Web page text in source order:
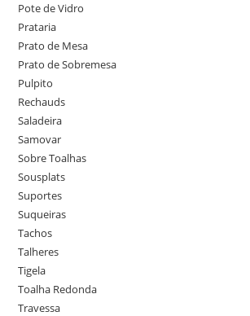
Pote de Vidro
Prataria
Prato de Mesa
Prato de Sobremesa
Pulpito
Rechauds
Saladeira
Samovar
Sobre Toalhas
Sousplats
Suportes
Suqueiras
Tachos
Talheres
Tigela
Toalha Redonda
Travessa